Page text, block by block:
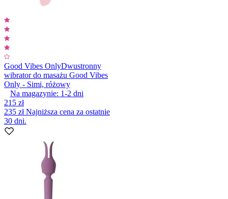
Good Vibes OnlyDwustronny
wibrator do masażu Good Vibes
Only - Simi, różowy
Na magazynie: 1-2 dni
215 zł
235 złNajniższa cena za ostatnie
30 dni.